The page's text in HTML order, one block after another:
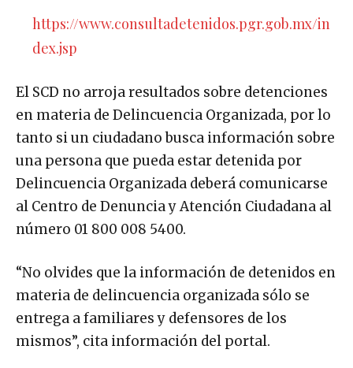
https://www.consultadetenidos.pgr.gob.mx/in
dex.jsp
El SCD no arroja resultados sobre detenciones
en materia de Delincuencia Organizada, por lo
tanto si un ciudadano busca información sobre
una persona que pueda estar detenida por
Delincuencia Organizada deberá comunicarse
al Centro de Denuncia y Atención Ciudadana al
número 01 800 008 5400.
“No olvides que la información de detenidos en
materia de delincuencia organizada sólo se
entrega a familiares y defensores de los
mismos”, cita información del portal.